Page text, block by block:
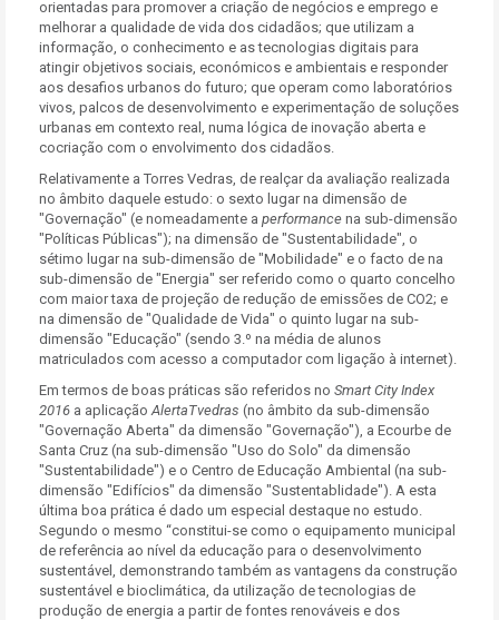
orientadas para promover a criação de negócios e emprego e
melhorar a qualidade de vida dos cidadãos; que utilizam a
informação, o conhecimento e as tecnologias digitais para
atingir objetivos sociais, económicos e ambientais e responder
aos desafios urbanos do futuro; que operam como laboratórios
vivos, palcos de desenvolvimento e experimentação de soluções
urbanas em contexto real, numa lógica de inovação aberta e
cocriação com o envolvimento dos cidadãos.
Relativamente a Torres Vedras, de realçar da avaliação realizada
no âmbito daquele estudo: o sexto lugar na dimensão de
"Governação" (e nomeadamente a performance na sub-dimensão
"Políticas Públicas"); na dimensão de "Sustentabilidade", o
sétimo lugar na sub-dimensão de "Mobilidade" e o facto de na
sub-dimensão de "Energia" ser referido como o quarto concelho
com maior taxa de projeção de redução de emissões de CO2; e
na dimensão de "Qualidade de Vida" o quinto lugar na sub-
dimensão "Educação" (sendo 3.º na média de alunos
matriculados com acesso a computador com ligação à internet).
Em termos de boas práticas são referidos no Smart City Index
2016 a aplicaçãoAlertaTvedras (no âmbito da sub-dimensão
"Governação Aberta" da dimensão "Governação"), a Ecourbe de
Santa Cruz (na sub-dimensão "Uso do Solo" da dimensão
"Sustentabilidade") e o Centro de Educação Ambiental (na sub-
dimensão "Edifícios" da dimensão "Sustentablidade"). A esta
última boa prática é dado um especial destaque no estudo.
Segundo o mesmo “constitui-se como o equipamento municipal
de referência ao nível da educação para o desenvolvimento
sustentável, demonstrando também as vantagens da construção
sustentável e bioclimática, da utilização de tecnologias de
produção de energia a partir de fontes renováveis e dos